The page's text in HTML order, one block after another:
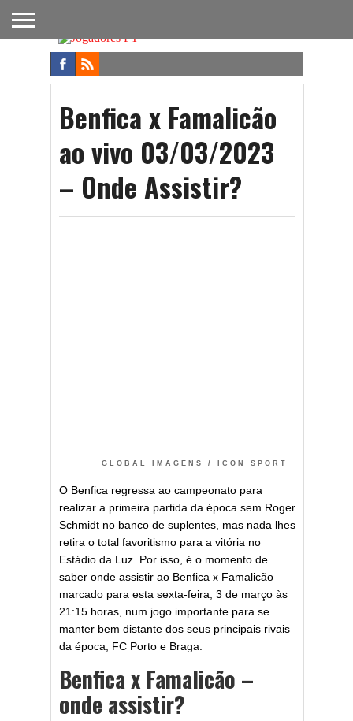
FUTEBOL
NACIONAL
FUTEBOL
INTERNACIONAL
NOTÍCIAS
ONDE
ASSISTIR
FUTEBOL
NA TV
APOSTAS
Benfica x Famalicão
ao vivo 03/03/2023
– Onde Assistir?
GLOBAL IMAGENS / ICON SPORT
O Benfica regressa ao campeonato para
realizar a primeira partida da época sem Roger
Schmidt no banco de suplentes, mas nada lhes
retira o total favoritismo para a vitória no
Estádio da Luz. Por isso, é o momento de
saber onde assistir ao Benfica x Famalicão
marcado para esta sexta-feira, 3 de março às
21:15 horas, num jogo importante para se
manter bem distante dos seus principais rivais
da época, FC Porto e Braga.
Benfica x Famalicão –
onde assistir?